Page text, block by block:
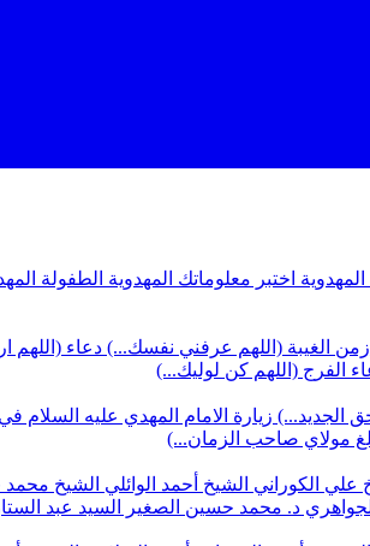
المهدوية اختبر معلوماتك المهدوية الطفولة
الغيبة (اللهم عرفني نفسك...) دعاء (اللهم
الفرج (اللهم كن لوليك...)
الجديد...) زيارة الامام المهدي عليه السلام
بلغ مولاي صاحب الزمان...)
علي الكوراني الشيخ أحمد الوائلي الشيخ
د. محمد حسين الصغير السيد عبد